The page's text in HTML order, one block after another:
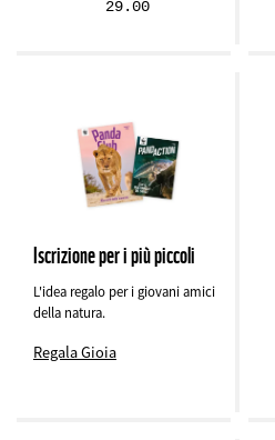
29.00
Iscrizione per i più piccoli
L'idea regalo per i giovani amici
della natura.
Regala Gioia